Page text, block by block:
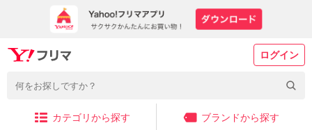
ログイン
カテゴリから探す ブランドから探す